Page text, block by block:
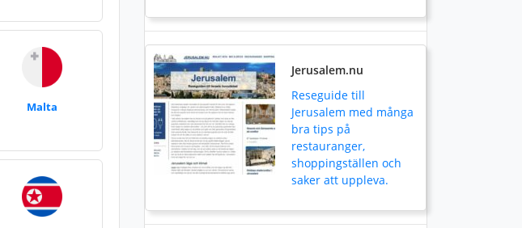
Malta
Jerusalem.nu
Reseguide till
Jerusalem med många
bra tips på
restauranger,
shoppingställen och
saker att uppleva.